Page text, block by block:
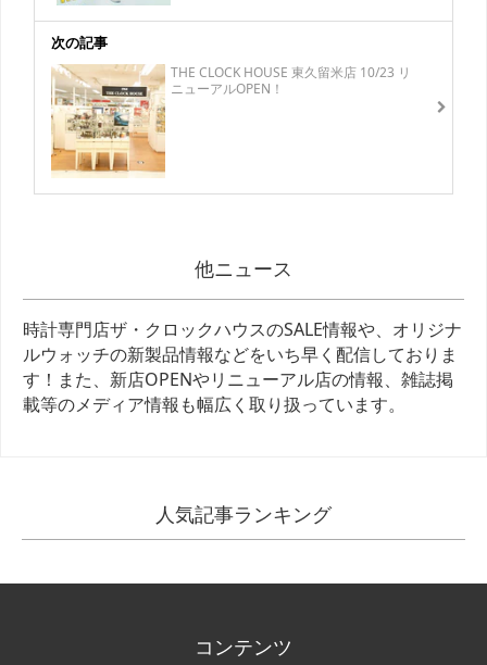
次の記事
THE CLOCK HOUSE 東久留米店 10/23 リ
ニューアルOPEN！
他ニュース
時計専門店ザ・クロックハウスのSALE情報や、オリジナ
ルウォッチの新製品情報などをいち早く配信しておりま
す！また、新店OPENやリニューアル店の情報、雑誌掲
載等のメディア情報も幅広く取り扱っています。
人気記事ランキング
コンテンツ